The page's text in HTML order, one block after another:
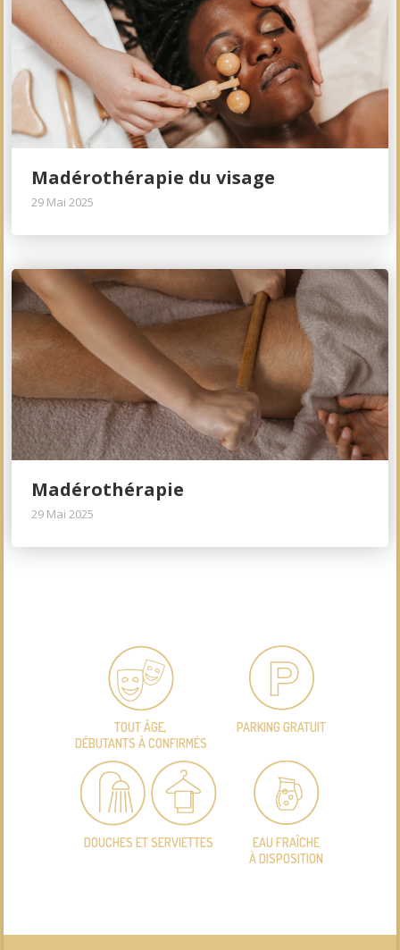
Madérothérapie du visage
29 Mai 2025
Madérothérapie
29 Mai 2025
TOUT ÂGE,
DÉBUTANTS À CONFIRMÉS
PARKING GRATUIT
DOUCHES ET SERVIETTES
EAU FRAÎCHE
À DISPOSITION